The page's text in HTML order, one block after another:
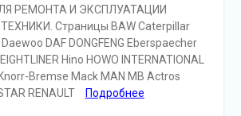
РЕМОНТА И ЭКСПЛУАТАЦИИ
Страницы BAW Caterpillar
DAF DONGFENG Eberspaecher
Hino HOWO INTERNATIONAL
Bremse Mack MAN MB Actros
RENAULT
Подробнее